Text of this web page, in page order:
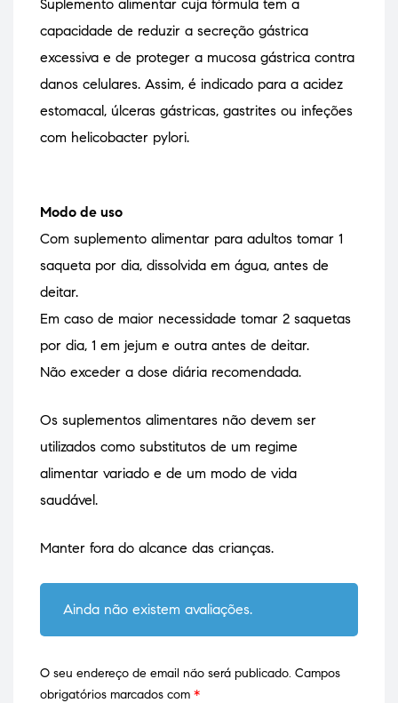
Suplemento alimentar cuja fórmula tem a
capacidade de reduzir a secreção gástrica
excessiva e de proteger a mucosa gástrica contra
danos celulares. Assim, é indicado para a acidez
estomacal, úlceras gástricas, gastrites ou infeções
com helicobacter pylori.
Modo de uso
Com suplemento alimentar para adultos tomar 1
saqueta por dia, dissolvida em água, antes de
deitar.
Em caso de maior necessidade tomar 2 saquetas
por dia, 1 em jejum e outra antes de deitar.
Não exceder a dose diária recomendada.
Os suplementos alimentares não devem ser
utilizados como substitutos de um regime
alimentar variado e de um modo de vida
saudável.
Manter fora do alcance das crianças.
Ainda não existem avaliações.
O seu endereço de email não será publicado. Campos
obrigatórios marcados com *